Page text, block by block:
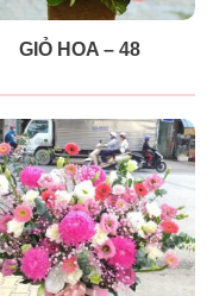
GIỎ HOA – 48